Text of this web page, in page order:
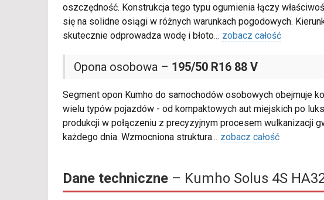
oszczędność. Konstrukcja tego typu ogumienia łączy
się na solidne osiągi w różnych warunkach pogodowych.
skutecznie odprowadza wodę i błoto... zobacz całość
Opona osobowa – 195/50 R16 88 V
Segment opon Kumho do samochodów osobowych obejmuje
wielu typów pojazdów - od kompaktowych aut miejskich po
produkcji w połączeniu z precyzyjnym procesem wulkanizacji
każdego dnia. Wzmocniona struktura... zobacz całość
Dane techniczne – Kumho Solus 4S